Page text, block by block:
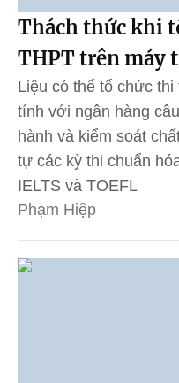
Thách thức khi
THPT trên máy
Liệu có thể tổ chức
tính với ngân hàng
hành và kiểm soát
tự các kỳ thi chuẩn
IELTS và TOEFL
Phạm Hiệp